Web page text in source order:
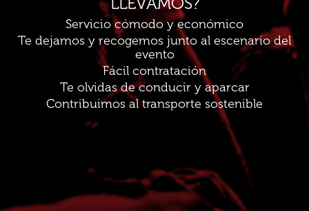
Servicio cómodo y económico
Te dejamos y recogemos junto al escenario del
evento
Fácil contratación
Te olvidas de conducir y aparcar
Contribuimos al transporte sostenible